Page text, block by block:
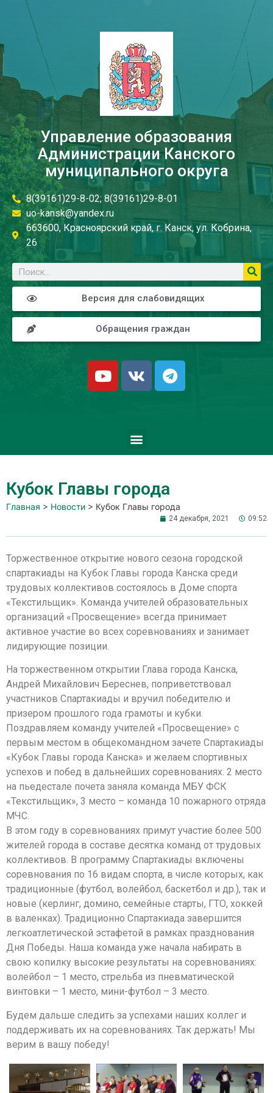
Управление образования
Администрации Канского
муниципального округа
8(39161)29-8-02; 8(39161)29-8-01
uo-kansk@yandex.ru
663600, Красноярский край, г. Канск, ул. Кобрина,
26
Версия для слабовидящих
Обращения граждан
Кубок Главы города
Главная > Новости > Кубок Главы города
24 декабря, 2021 09:52
Торжественное открытие нового сезона городской
спартакиады на Кубок Главы города Канска среди
трудовых коллективов состоялось в Доме спорта
«Текстильщик». Команда учителей образовательных
организаций «Просвещение» всегда принимает
активное участие во всех соревнованиях и занимает
лидирующие позиции.
На торжественном открытии Глава города Канска,
Андрей Михайлович Береснев, поприветствовал
участников Спартакиады и вручил победителю и
призером прошлого года грамоты и кубки.
Поздравляем команду учителей «Просвещение» с
первым местом в общекомандном зачете Спартакиады
«Кубок Главы города Канска» и желаем спортивных
успехов и побед в дальнейших соревнованиях. 2 место
на пьедестале почета заняла команда МБУ ФСК
«Текстильщик», 3 место – команда 10 пожарного отряда
МЧС.
В этом году в соревнованиях примут участие более 500
жителей города в составе десятка команд от трудовых
коллективов. В программу Спартакиады включены
соревнования по 16 видам спорта, в числе которых, как
традиционные (футбол, волейбол, баскетбол и др.), так и
новые (керлинг, домино, семейные старты, ГТО, хоккей
в валенках). Традиционно Спартакиада завершится
легкоатлетической эстафетой в рамках празднования
Дня Победы. Наша команда уже начала набирать в
свою копилку высокие результаты на соревнованиях:
волейбол – 1 место, стрельба из пневматической
винтовки – 1 место, мини-футбол – 3 место.
Будем дальше следить за успехами наших коллег и
поддерживать их на соревнованиях. Так держать! Мы
верим в вашу победу!